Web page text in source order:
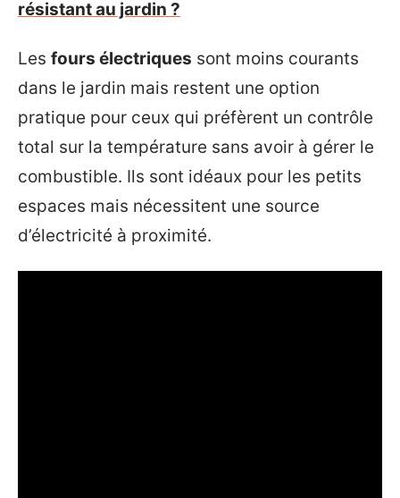
résistant au jardin ?
Les fours électriques sont moins courants
dans le jardin mais restent une option
pratique pour ceux qui préfèrent un contrôle
total sur la température sans avoir à gérer le
combustible. Ils sont idéaux pour les petits
espaces mais nécessitent une source
d’électricité à proximité.